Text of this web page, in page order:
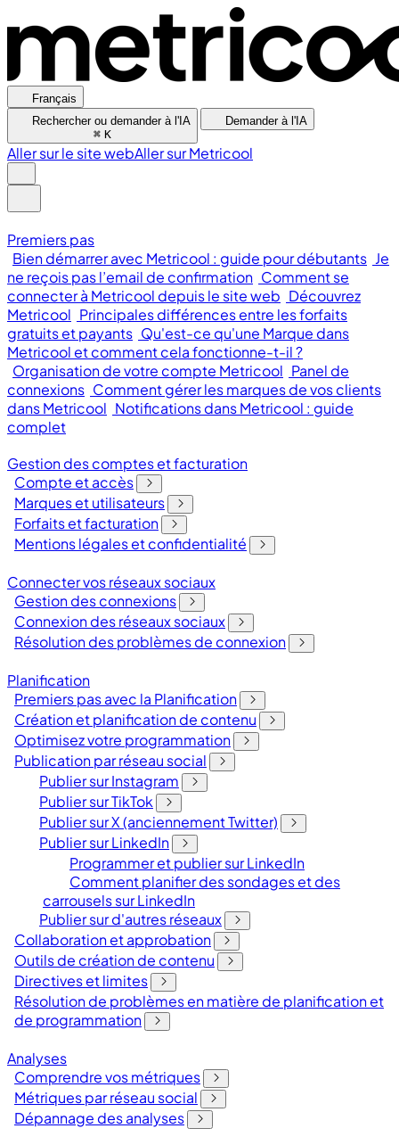
Français
Rechercher ou demander à l'IA
⌘ K
Demander à l'IA
Aller sur le site webAller sur Metricool
Premiers pas
Bien démarrer avec Metricool : guide pour débutants Je
ne reçois pas l’email de confirmation Comment se
connecter à Metricool depuis le site web Découvrez
Metricool Principales différences entre les forfaits
gratuits et payants Qu'est-ce qu'une Marque dans
Metricool et comment cela fonctionne-t-il ?
Organisation de votre compte Metricool Panel de
connexions Comment gérer les marques de vos clients
dans Metricool Notifications dans Metricool : guide
complet
Gestion des comptes et facturation
Compte et accès
Marques et utilisateurs
Forfaits et facturation
Mentions légales et confidentialité
Connecter vos réseaux sociaux
Gestion des connexions
Connexion des réseaux sociaux
Résolution des problèmes de connexion
Planification
Premiers pas avec la Planification
Création et planification de contenu
Optimisez votre programmation
Publication par réseau social
Publier sur Instagram
Publier sur TikTok
Publier sur X (anciennement Twitter)
Publier sur LinkedIn
Programmer et publier sur LinkedIn
Comment planifier des sondages et des
carrousels sur LinkedIn
Publier sur d'autres réseaux
Collaboration et approbation
Outils de création de contenu
Directives et limites
Résolution de problèmes en matière de planification et
de programmation
Analyses
Comprendre vos métriques
Métriques par réseau social
Dépannage des analyses